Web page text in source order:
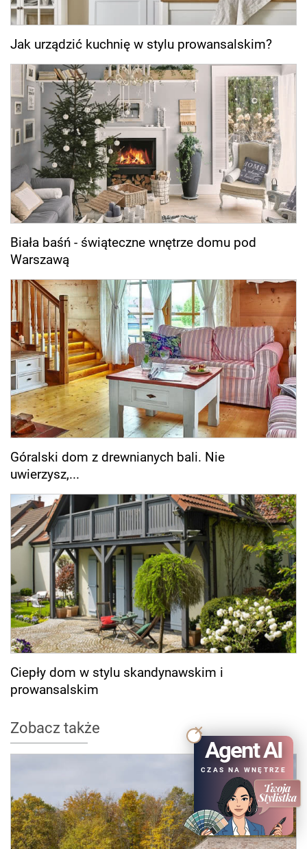
Jak urządzić kuchnię w stylu prowansalskim?
Biała baśń - świąteczne wnętrze domu pod
Warszawą
Góralski dom z drewnianych bali. Nie
uwierzysz,...
Ciepły dom w stylu skandynawskim i
prowansalskim
Zobacz także
Agent AI
CZAS NA WNĘTRZE